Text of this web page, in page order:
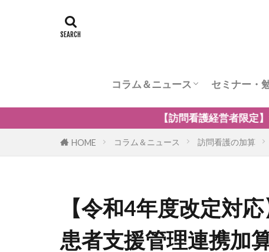
コラム＆ニュース
訪問看護のケア内容
訪問看護の管理者の役割
訪問看護のリスク管理
訪問看護の加算
訪問看護とナーシングホーム
訪問看護の自費・保険外サービス
訪問看護師のウェルビーング
小児の訪問看護
精神科訪問看護
訪問看護の法律
訪問看護師のマネジメント
セミナー・
【訪問看護経営者限定】無料オンラインセミナー「訪
HOME コラム＆ニュース 訪問看護の加算
【令和4年度改定対
患者支援管理連携加